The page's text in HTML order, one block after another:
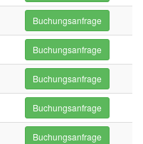
Buchungsanfrage
Buchungsanfrage
Buchungsanfrage
Buchungsanfrage
Buchungsanfrage